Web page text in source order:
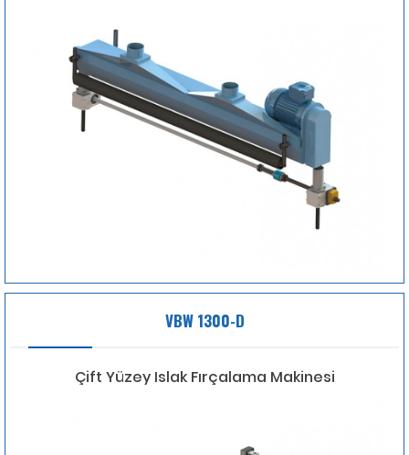
VBW 1300-D
Çift Yüzey Islak Fırçalama Makinesi